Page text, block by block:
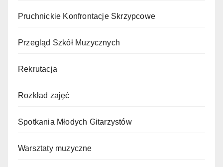
Pruchnickie Konfrontacje Skrzypcowe
Przegląd Szkół Muzycznych
Rekrutacja
Rozkład zajęć
Spotkania Młodych Gitarzystów
Warsztaty muzyczne